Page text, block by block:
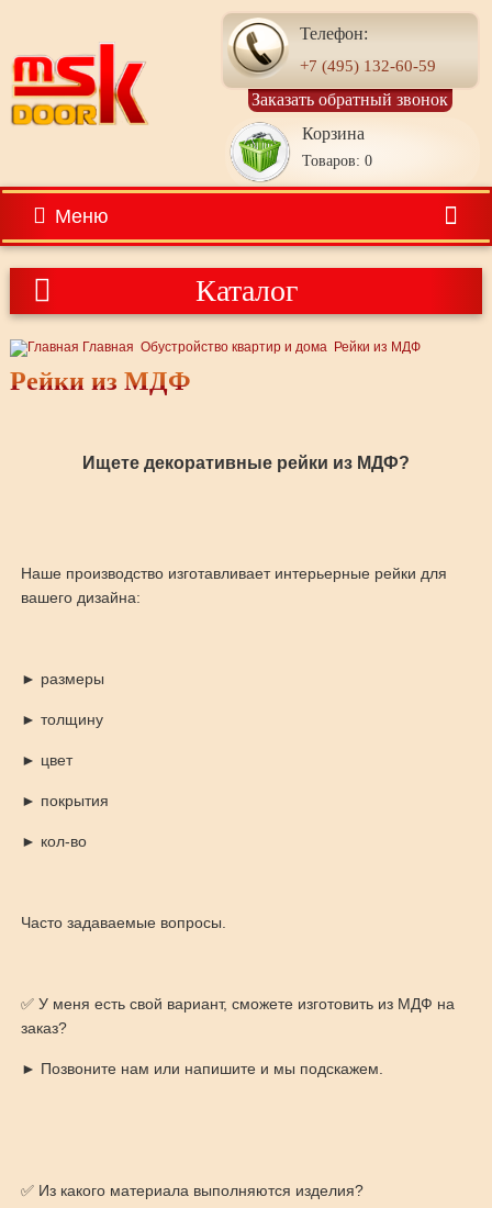
Телефон:
+7 (495) 132-60-59
Заказать обратный звонок
Корзина
Товаров: 0
Меню
Каталог
Главная Обустройство квартир и дома Рейки из МДФ
Рейки из МДФ
Ищете декоративные рейки из МДФ?
Наше производство изготавливает интерьерные рейки для
вашего дизайна:
► размеры
► толщину
► цвет
► покрытия
► кол-во
Часто задаваемые вопросы.
✅ У меня есть свой вариант, сможете изготовить из МДФ на
заказ?
► Позвоните нам или напишите и мы подскажем.
✅ Из какого материала выполняются изделия?